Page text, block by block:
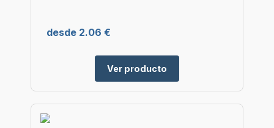
desde 2.06 €
Ver producto